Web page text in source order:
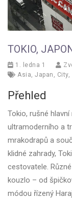
TOKIO,
1. ledna 1
Asia, Japan , City,
Přehled
Tokio, rušné
ultramoderního a
mrakodrapů a
klidné zahrady,
cestovatele.
kouzlo – od
módou řízený